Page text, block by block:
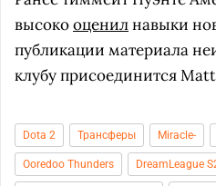
высокооценилнавыки
публикации материала
клубу присоединится
Dota 2 Трансферы Miracle-
Ooredoo Thunders DreamLeague